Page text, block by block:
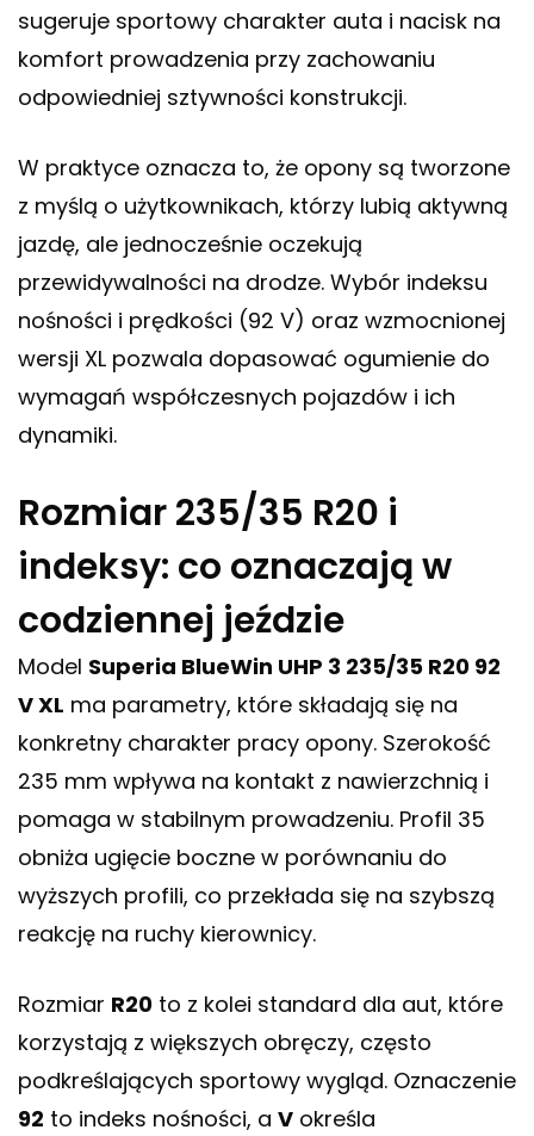
sugeruje sportowy charakter auta i nacisk na
komfort prowadzenia przy zachowaniu
odpowiedniej sztywności konstrukcji.
W praktyce oznacza to, że opony są tworzone
z myślą o użytkownikach, którzy lubią aktywną
jazdę, ale jednocześnie oczekują
przewidywalności na drodze. Wybór indeksu
nośności i prędkości (92 V) oraz wzmocnionej
wersji XL pozwala dopasować ogumienie do
wymagań współczesnych pojazdów i ich
dynamiki.
Rozmiar 235/35 R20 i
indeksy: co oznaczają w
codziennej jeździe
Model Superia BlueWin UHP 3 235/35 R20 92
V XL ma parametry, które składają się na
konkretny charakter pracy opony. Szerokość
235 mm wpływa na kontakt z nawierzchnią i
pomaga w stabilnym prowadzeniu. Profil 35
obniża ugięcie boczne w porównaniu do
wyższych profili, co przekłada się na szybszą
reakcję na ruchy kierownicy.
Rozmiar R20 to z kolei standard dla aut, które
korzystają z większych obręczy, często
podkreślających sportowy wygląd. Oznaczenie
92 to indeks nośności, a V określa